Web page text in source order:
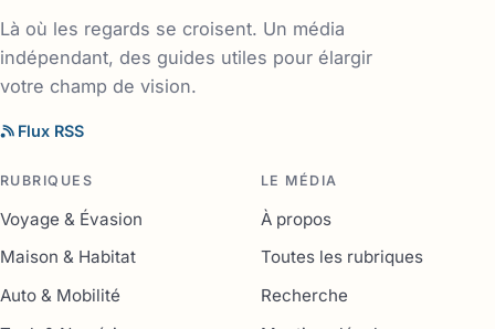
Là où les regards se croisent. Un média
indépendant, des guides utiles pour élargir
votre champ de vision.
Flux RSS
RUBRIQUES
Voyage & Évasion
Maison & Habitat
Auto & Mobilité
LE MÉDIA
À propos
Toutes les rubriques
Recherche